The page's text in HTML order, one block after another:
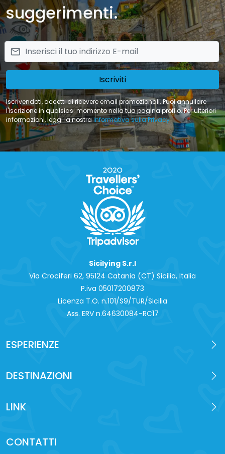
suggerimenti.
email
Iscriviti
Iscrivendoti, accetti di ricevere email promozionali. Puoi annullare
l'iscrizione in qualsiasi momento nella tua pagina profilo. Per ulteriori
informazioni, leggi la nostraInformativa sulla Privacy
Sicilying S.r.l
Via Crociferi 62, 95124 Catania (CT) Sicilia, Italia
P.iva 0‍5017200873
Licenza T.O. n.101/S9/TUR/Sicilia
Ass. ERV n.64630084-RC17
ESPERIENZE
DESTINAZIONI
LINK
CONTATTI